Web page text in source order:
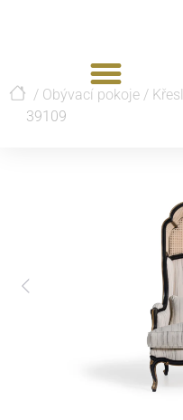
/ Obývací pokoje /
39109